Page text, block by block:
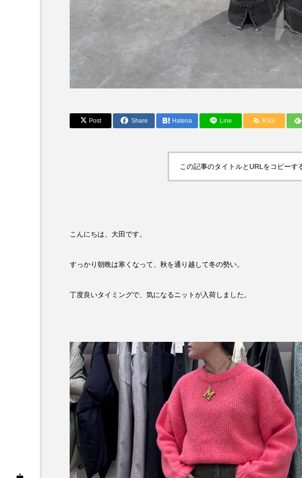
Post Share Hatena Line RSS
この記事のタイトルとURLをコピーす
こんにちは、大田です。
すっかり朝晩は寒くなって、秋を通り越して冬の勢い。
丁度良いタイミングで、気になるニットが入荷しました。